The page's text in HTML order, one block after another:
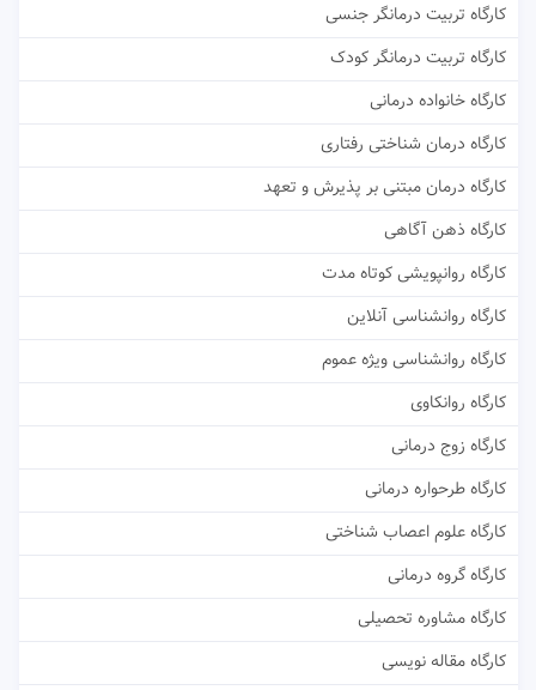
کارگاه تربیت درمانگر جنسی
کارگاه تربیت درمانگر کودک
کارگاه خانواده درمانی
کارگاه درمان شناختی رفتاری
کارگاه درمان مبتنی بر پذیرش و تعهد
کارگاه ذهن آگاهی
کارگاه روانپویشی کوتاه مدت
کارگاه روانشناسی آنلاین
کارگاه روانشناسی ویژه عموم
کارگاه روانکاوی
کارگاه زوج درمانی
کارگاه طرحواره درمانی
کارگاه علوم اعصاب شناختی
کارگاه گروه درمانی
کارگاه مشاوره تحصیلی
کارگاه مقاله نویسی